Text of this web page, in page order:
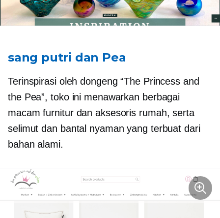
sang putri dan Pea
Terinspirasi oleh dongeng “The Princess and
the Pea”, toko ini menawarkan berbagai
macam furnitur dan aksesoris rumah, serta
selimut dan bantal nyaman yang terbuat dari
bahan alami.